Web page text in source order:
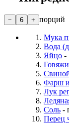
− 6 + порций
Мука
Вода
Яйцо -
Фарш
Лук
Соль -
Перец